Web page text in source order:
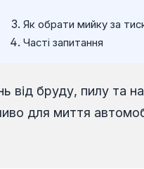
Як обрати мийку за
Часті запитання
від бруду, пилу та
для миття